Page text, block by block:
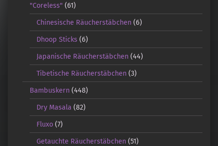
"Coreless" (61)
Chinesische Räucherstäbchen (6)
Dhoop Sticks (6)
Japanische Räucherstäbchen (44)
Tibetische Räucherstäbchen (3)
Bambuskern(448)
Dry Masala (82)
Fluxo (7)
Getauchte Räucherstäbchen (51)